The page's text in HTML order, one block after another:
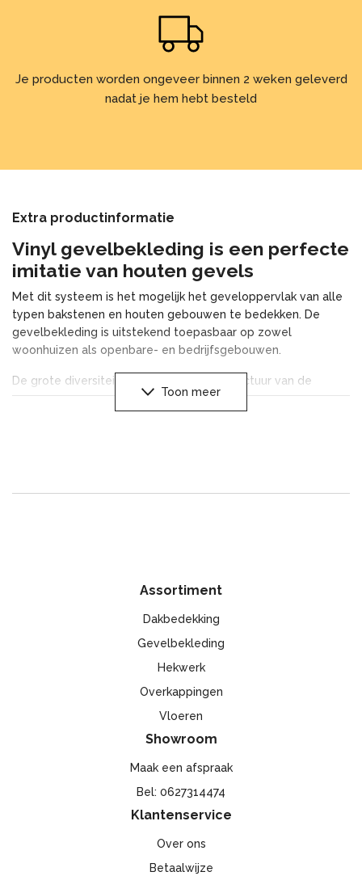
Je producten worden ongeveer binnen 2 weken geleverd
nadat je hem hebt besteld
Extra productinformatie
Vinyl gevelbekleding is een perfecte
imitatie van houten gevels
Met dit systeem is het mogelijk het geveloppervlak van alle
typen bakstenen en houten gebouwen te bedekken. De
gevelbekleding is uitstekend toepasbaar op zowel
woonhuizen als openbare- en bedrijfsgebouwen.
De grote diversiteit aan kleur- en houtstructuur van de
panelen beïnvloeden zeer positief de esthetiek van de
thermische isolatiematerialen en zorgt daarbij voor de
ventilatie van de gevel. Uitgebreide keuze van plinten maakt
Toon meer
Assortiment
Dakbedekking
Gevelbekleding
Hekwerk
Overkappingen
Vloeren
Showroom
Maak een afspraak
Bel: 0627314474
Klantenservice
Over ons
Betaalwijze